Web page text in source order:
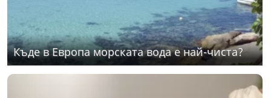
Къде в Европа морската вода е най-чиста?